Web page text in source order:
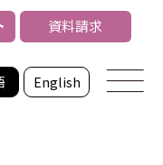
English
資料請求